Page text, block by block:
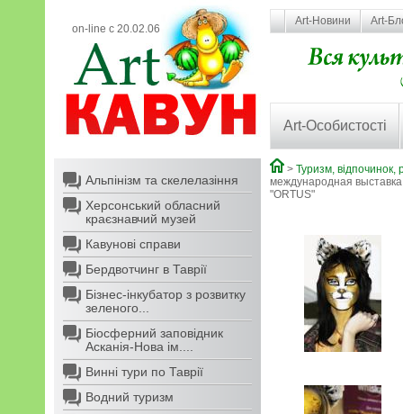
on-line с 20.02.06
Art-Новини Art-
Art-Особистості
Альпінізм та скелелазіння
Херсонський обласний
краєзнавчий музей
Кавунові справи
Бердвотчинг в Таврії
Бізнес-інкубатор з розвитку
зеленого...
Біосферний заповідник
Асканія-Нова ім....
Винні тури по Таврії
Водний туризм
> Туризм, відпочинок,
международная
"ORTUS"